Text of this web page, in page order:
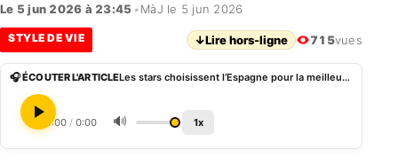
Le 5 jun 2026 à 23:45 • MàJ le 5 jun 2026
STYLE DE VIE ↓Lire hors-ligne 715vues
🎧 ÉCOUTER L'ARTICLE Les stars choisissent l’Espagne pour la meilleure greffe capillaire
0:00 / 0:00 🔊 1x